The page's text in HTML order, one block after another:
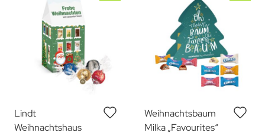
Lindt
Weihnachtshaus
Weihnachtsbaum
Milka „Favourites“